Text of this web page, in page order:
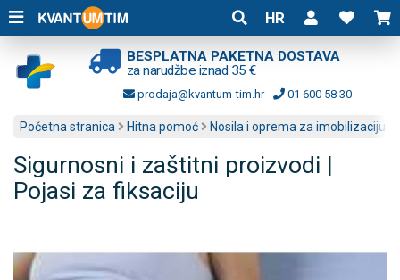
HR
BESPLATNA PAKETNA DOSTAVA
za narudžbe iznad 35 €
prodaja@kvantum-tim.hr 01 600 58 30
Početna stranica Hitna pomoć Nosila i oprema za imobilizaciju
Sigurnosni i zaštitni proizvodi |
Pojasi za fiksaciju